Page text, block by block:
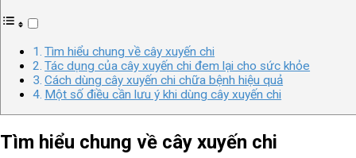
Tìm hiểu chung về cây xuyến chi
Tác dụng của cây xuyến chi đem lại cho sức khỏe
Cách dùng cây xuyến chi chữa bệnh hiệu quả
Một số điều cần lưu ý khi dùng cây xuyến chi
Tìm hiểu chung về cây xuyến chi